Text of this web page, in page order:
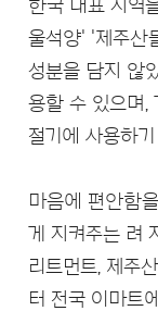
한국 대표 지역
울석양' '제주산
성분을 담지 않
용할 수 있으며,
절기에 사용하
마음에 편안함
게 지켜주는 려
리트먼트, 제주
터 전국 이마트